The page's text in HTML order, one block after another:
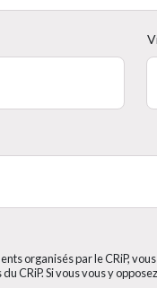
organisés par le CRiP,
CRiP. Si vous vous y